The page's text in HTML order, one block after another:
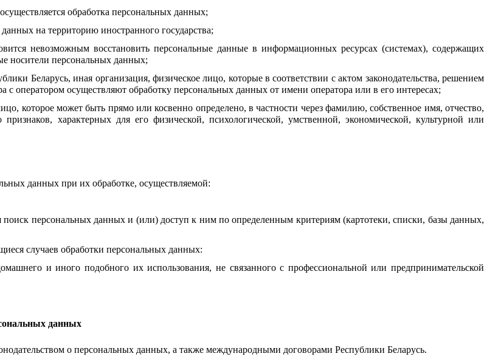
обработка персональных данных;
на территорию иностранного государства;
невозможным восстановить персональные данные в информационных ресурсах (системах), содержащих
носители персональных данных;
Беларусь, иная организация, физическое лицо, которые в соответствии с актом законодательства, решением
с оператором осуществляют обработку персональных данных от имени оператора или в его интересах;
которое может быть прямо или косвенно определено, в частности через фамилию, собственное имя, отчество,
характерных для его физической, психологической, умственной, экономической, культурной или
данных при их обработке, осуществляемой:
поиск персональных данных и (или) доступ к ним по определенным критериям (картотеки, списки, базы данных,
случаев обработки персональных данных:
и иного подобного их использования, не связанного с профессиональной или предпринимательской
данных
о персональных данных, а также международными договорами Республики Беларусь.